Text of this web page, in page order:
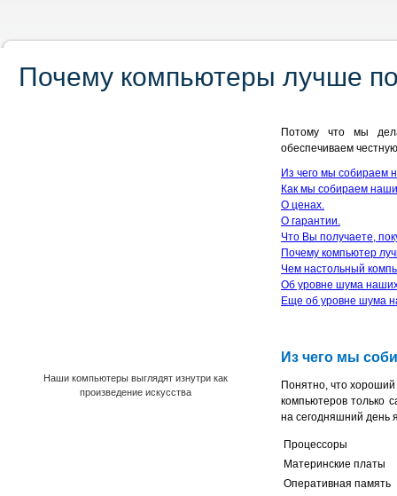
Почему компьютеры лучше
Наши компьютеры выглядят изнутри как
произведение искусства
Потому что мы
обеспечиваем
Из чего мы собираем
Как мы собираем
О ценах.
О гарантии.
Что Вы получаете,
Почему компьютер
Чем настольный
Об уровне шума
Еще об уровне шума
Из чего мы
Понятно, что
компьютеров только
на сегодняшний день
Процессоры
Материнские платы
Оперативная память